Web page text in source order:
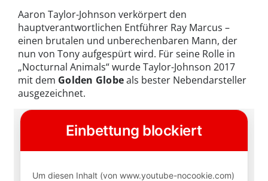
Aaron Taylor-Johnson verkörpert den
hauptverantwortlichen Entführer Ray Marcus –
einen brutalen und unberechenbaren Mann, der
nun von Tony aufgespürt wird. Für seine Rolle in
„Nocturnal Animals“ wurde Taylor-Johnson 2017
mit dem Golden Globeals bester Nebendarsteller
ausgezeichnet.